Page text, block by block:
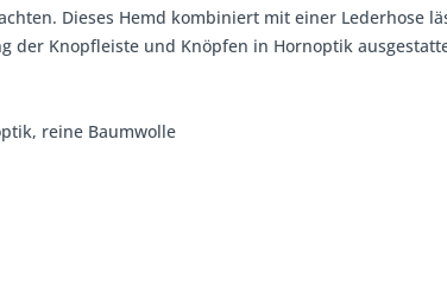
Dieses Hemd kombiniert mit einer Lederhose
der Knopfleiste und Knöpfen in Hornoptik
reine Baumwolle